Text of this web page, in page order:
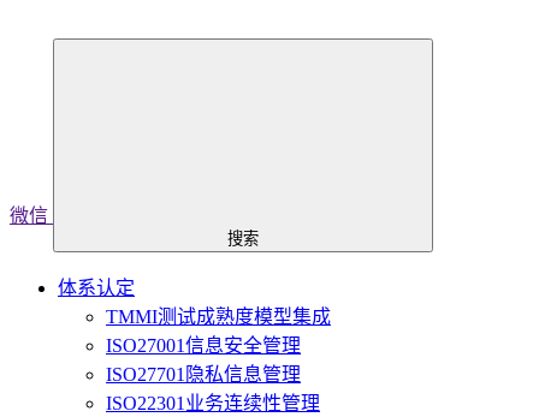
微信
搜索
体系认定
TMMI测试成熟度模型集成
ISO27001信息安全管理
ISO27701隐私信息管理
ISO22301业务连续性管理